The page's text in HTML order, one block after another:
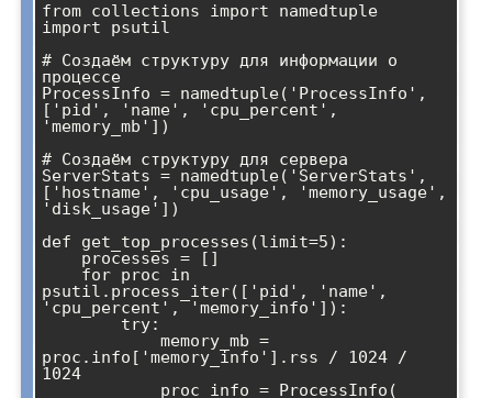
from collections import namedtuple
import psutil
# Создаём структуру для информации о
процессе
ProcessInfo = namedtuple('ProcessInfo',
['pid', 'name', 'cpu_percent',
'memory_mb'])
# Создаём структуру для сервера
ServerStats = namedtuple('ServerStats',
['hostname', 'cpu_usage', 'memory_usage',
'disk_usage'])
def get_top_processes(limit=5):
psutil.process_iter(['pid', 'name',
'cpu_percent', 'memory_info']):
        try:
proc.info['memory_info'].rss / 1024 /
1024